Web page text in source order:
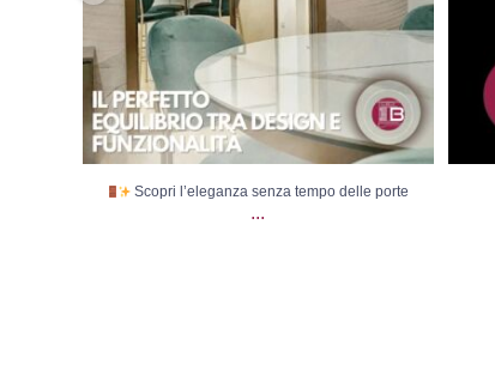
Scopri l’eleganza senza tempo delle porte
...